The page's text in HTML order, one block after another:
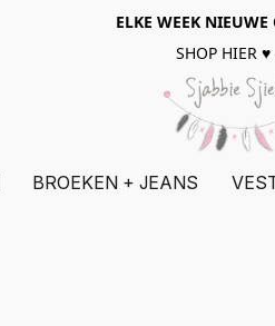
ELKE WEEK NIEUWE
SHOP HIER ♥
BROEKEN + JEANS